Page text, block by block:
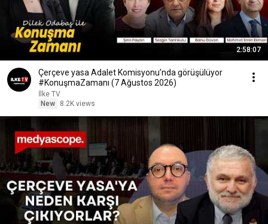
2:58:07
Çerçeve yasa Adalet Komisyonu’nda görüşülüyor
#KonuşmaZamanı (7 Ağustos 2026)
İlke TV
New
8.2K views